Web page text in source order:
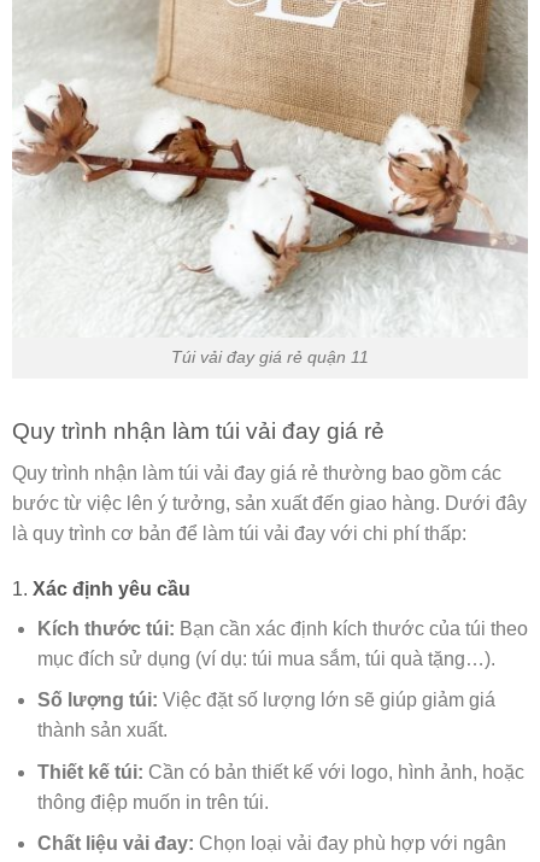
Túi vải đay giá rẻ quận 11
Quy trình nhận làm túi vải đay giá rẻ
Quy trình nhận làm túi vải đay giá rẻ thường bao gồm các
bước từ việc lên ý tưởng, sản xuất đến giao hàng. Dưới đây
là quy trình cơ bản để làm túi vải đay với chi phí thấp:
1. Xác định yêu cầu
Kích thước túi: Bạn cần xác định kích thước của túi theo
mục đích sử dụng (ví dụ: túi mua sắm, túi quà tặng…).
Số lượng túi: Việc đặt số lượng lớn sẽ giúp giảm giá
thành sản xuất.
Thiết kế túi: Cần có bản thiết kế với logo, hình ảnh, hoặc
thông điệp muốn in trên túi.
Chất liệu vải đay: Chọn loại vải đay phù hợp với ngân